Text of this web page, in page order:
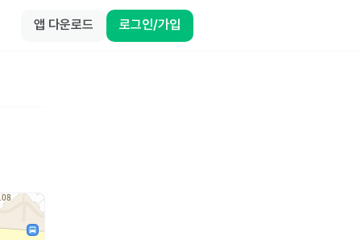
앱 다운로드 로그인/가입